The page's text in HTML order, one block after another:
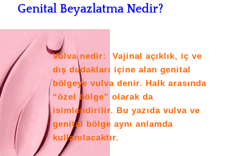
Genital Beyazlatma Nedir?
Vulva nedir: Vajinal açıklık, iç ve
dış dudakları içine alan genital
bölgeye vulva denir. Halk arasında
“özel bölge” olarak da
isimlendirilir. Bu yazıda vulva ve
genital bölge aynı anlamda
kullanılacaktır.